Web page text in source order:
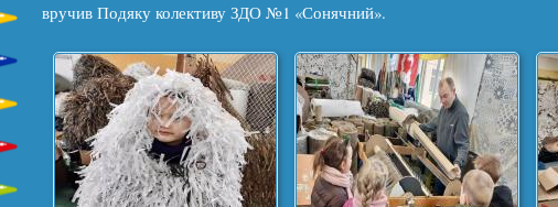
вручив Подяку колективу ЗДО №1 «Сонячний».